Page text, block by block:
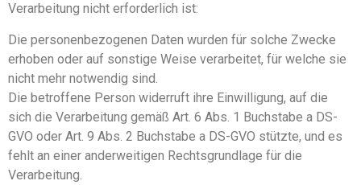
Verarbeitung nicht erforderlich ist:
Die personenbezogenen Daten wurden für solche Zwecke
erhoben oder auf sonstige Weise verarbeitet, für welche sie
nicht mehr notwendig sind.
Die betroffene Person widerruft ihre Einwilligung, auf die
sich die Verarbeitung gemäß Art. 6 Abs. 1 Buchstabe a DS-
GVO oder Art. 9 Abs. 2 Buchstabe a DS-GVO stützte, und es
fehlt an einer anderweitigen Rechtsgrundlage für die
Verarbeitung.